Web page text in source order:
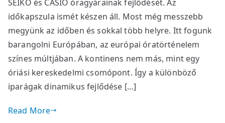
SEIKO és CASIO óragyárainak fejlődését. Az
időkapszula ismét készen áll. Most még messzebb
megyünk az időben és sokkal több helyre. Itt fogunk
barangolni Európában, az európai óratörténelem
színes múltjában. A kontinens nem más, mint egy
óriási kereskedelmi csomópont. Így a különböző
iparágak dinamikus fejlődése […]
Read More